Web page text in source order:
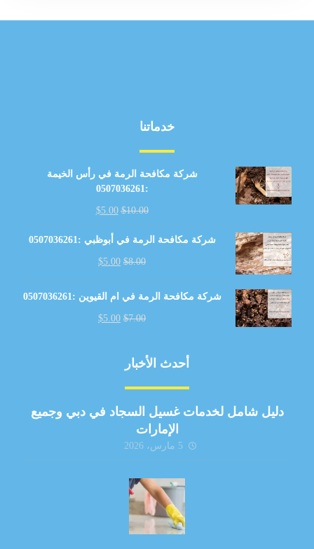
خدماتنا
شركة مكافحة الرمة في رأس الخيمة
:0507036261
$10.00
$5.00
شركة مكافحة الرمة في أبوظبي :0507036261
$8.00
$5.00
شركة مكافحة الرمة في ام القيوين :0507036261
$7.00
$5.00
أحدث الأخبار
دليل شامل لخدمات غسيل السجاد في دبي وجميع
الإمارات
5 مارس، 2026